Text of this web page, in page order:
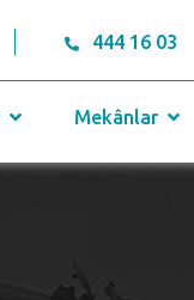
444 16 03
Mekânlar